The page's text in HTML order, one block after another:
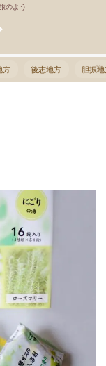
のよう
方 後志地方 胆振